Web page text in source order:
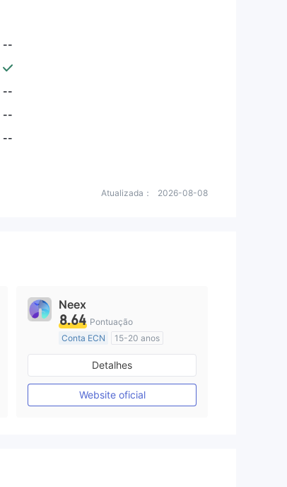
--
--
--
--
Atualizada： 2026-08-08
Neex
8.64 Pontuação
Conta ECN
15-20 anos
Austrália Regulamento
Market Marketing (MM)
Etiqueta principal MT4
Detalhes
Website oficial